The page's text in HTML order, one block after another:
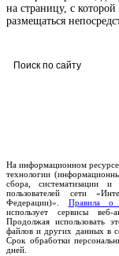
на страницу, с
размещаться
На информационном ресурсе
технологии
сбора, систематизации и
пользователей сети
Федерации)». Правила о
использует сервисы
Продолжая использовать
файлов и других данных в
Срок обработки
дней.